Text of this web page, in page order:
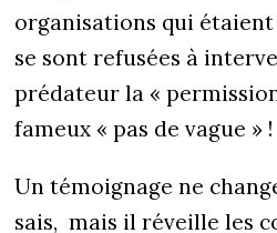
organisations qui
se sont refusées à
prédateur la «
fameux « pas de vague » !
Un témoignage ne
sais, mais il réveille les